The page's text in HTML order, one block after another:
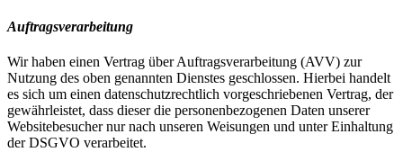
Auftragsverarbeitung
Wir haben einen Vertrag über Auftragsverarbeitung (AVV) zur
Nutzung des oben genannten Dienstes geschlossen. Hierbei handelt
es sich um einen datenschutzrechtlich vorgeschriebenen Vertrag, der
gewährleistet, dass dieser die personenbezogenen Daten unserer
Websitebesucher nur nach unseren Weisungen und unter Einhaltung
der DSGVO verarbeitet.